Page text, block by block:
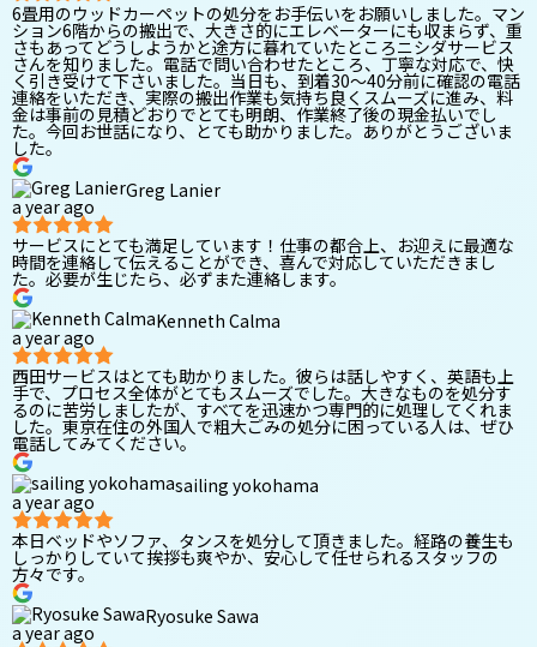
6畳用のウッドカーペットの処分をお手伝いをお願いしました。マン
ション6階からの搬出で、大きさ的にエレベーターにも収まらず、重
さもあってどうしようかと途方に暮れていたところニシダサービス
さんを知りました。電話で問い合わせたところ、丁寧な対応で、快
く引き受けて下さいました。当日も、到着30〜40分前に確認の電話
連絡をいただき、実際の搬出作業も気持ち良くスムーズに進み、料
金は事前の見積どおりでとても明朗、作業終了後の現金払いでし
た。今回お世話になり、とても助かりました。ありがとうございま
した。
Greg Lanier
a year ago
サービスにとても満足しています！仕事の都合上、お迎えに最適な
時間を連絡して伝えることができ、喜んで対応していただきまし
た。必要が生じたら、必ずまた連絡します。
Kenneth Calma
a year ago
西田サービスはとても助かりました。彼らは話しやすく、英語も上
手で、プロセス全体がとてもスムーズでした。大きなものを処分す
るのに苦労しましたが、すべてを迅速かつ専門的に処理してくれま
した。東京在住の外国人で粗大ごみの処分に困っている人は、ぜひ
電話してみてください。
sailing yokohama
a year ago
本日ベッドやソファ、タンスを処分して頂きました。経路の養生も
しっかりしていて挨拶も爽やか、安心して任せられるスタッフの
方々です。
Ryosuke Sawa
a year ago